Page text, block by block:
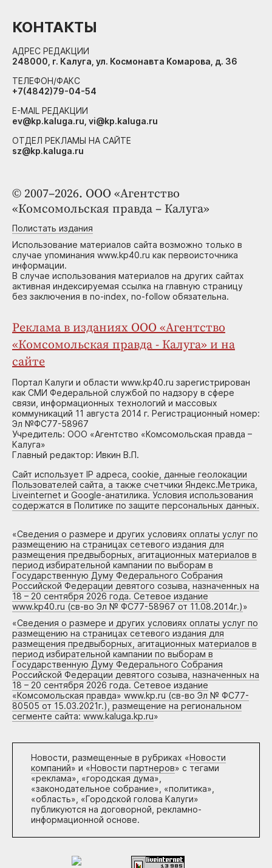
© 2007–2026. ООО «Агентство
«Комсомольская правда – Калуга»
Полистать издания
Использование материалов сайта возможно только в
случае упоминания www.kp40.ru как первоисточника
информации.
В случае использования материалов на других сайтах
активная индексируемая ссылка на главную страницу
без заключения в no-index, no-follow обязательна.
Реклама в изданиях ООО «Агентство
«Комсомольская правда - Калуга» и на
сайте
Портал Калуги и области www.kp40.ru зарегистрирован
как СМИ Федеральной службой по надзору в сфере
связи, информационных технологий и массовых
коммуникаций 11 августа 2014 г. Регистрационный номер:
Эл №ФС77-58967
Учредитель: ООО «Агентство «Комсомольская правда –
Калуга»
Главный редактор: Ивкин В.П.
Сайт использует IP адреса, cookie, данные геолокации
Пользователей сайта, а также счетчики Яндекс.Метрика,
Liveinternet и Google-анатилика. Условия использования
содержатся в Политике по защите персональных данных.
«Сведения о размере и других условиях оплаты услуг по
размещению на страницах сетевого издания для
размещения предвыборных, агитационных материалов в
период избирательной кампании по выборам в
Государственную Думу Федерального Собрания
Российской Федерации девятого созыва, назначенных на
18 – 20 сентября 2026 года. Сетевое издание
www.kp40.ru (св-во Эл № ФС77-58967 от 11.08.2014г.)»
«Сведения о размере и других условиях оплаты услуг по
размещению на страницах сетевого издания для
размещения предвыборных, агитационных материалов в
период избирательной кампании по выборам в
Государственную Думу Федерального Собрания
Российской Федерации девятого созыва, назначенных на
18 – 20 сентября 2026 года. Сетевое издание
«Комсомольская правда» www.kp.ru (св-во Эл № ФС77-
80505 от 15.03.2021г.), размещение на региональном
сегменте сайта: www.kaluga.kp.ru»
Новости, размещенные в рубриках «Новости
компаний» и «Новости партнеров» с тегами
«реклама», «городская дума»,
«законодательное собрание», «политика»,
«область», «Городской голова Калуги»
публикуются на договорной, рекламно-
информационной основе.
КОНТАКТЫ
АДРЕС РЕДАКЦИИ
248000, г. Калуга, ул. Космонавта Комарова, д. 36
ТЕЛЕФОН/ФАКС
+7(4842)79-04-54
E-MAIL РЕДАКЦИИ
ev@kp.kaluga.ru, vi@kp.kaluga.ru
ОТДЕЛ РЕКЛАМЫ НА САЙТЕ
sz@kp.kaluga.ru